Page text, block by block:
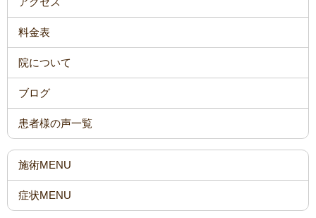
料金表
院について
ブログ
患者様の声一覧
施術MENU
症状MENU